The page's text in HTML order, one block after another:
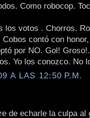
Como robocop.
los votos . Chorros.
contó con
por NO. Gol!
Yo los conozco. No
A LAS 12:50 P.M.
de echarle la culpa al